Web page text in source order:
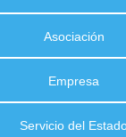
Asociación
Empresa
Servicio del